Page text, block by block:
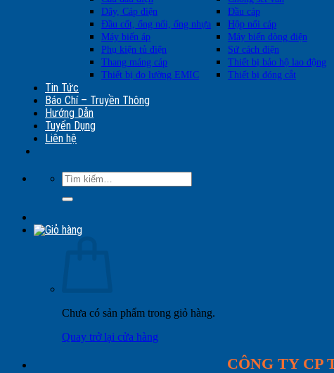
Dây, Cáp điện
Đầu cáp
Đầu cốt, ống nối, ống nhựa
Hộp nối cáp
Máy biến áp
Máy biến dòng điện
Phụ kiện tủ điện
Sứ cách điện
Thang máng cáp
Thiết bị bảo hộ lao động
Thiết bị đo lường EMIC
Thiết bị đóng cắt
Tin Tức
Báo Chí – Truyền Thông
Hướng Dẫn
Tuyển Dụng
Liên hệ
Tìm
kiếm:
Chưa có sản phẩm trong giỏ hàng.
Quay trở lại cửa hàng
CÔNG TY